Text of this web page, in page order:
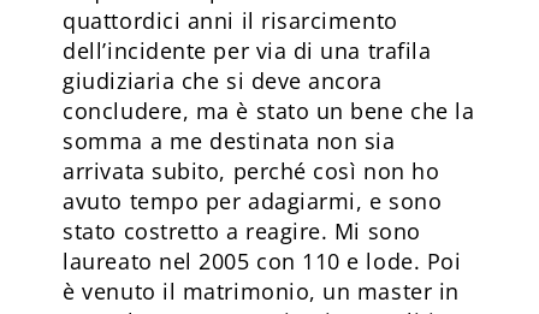
quattordici anni il risarcimento
dell’incidente per via di una trafila
giudiziaria che si deve ancora
concludere, ma è stato un bene che la
somma a me destinata non sia
arrivata subito, perché così non ho
avuto tempo per adagiarmi, e sono
stato costretto a reagire. Mi sono
laureato nel 2005 con 110 e lode. Poi
è venuto il matrimonio, un master in